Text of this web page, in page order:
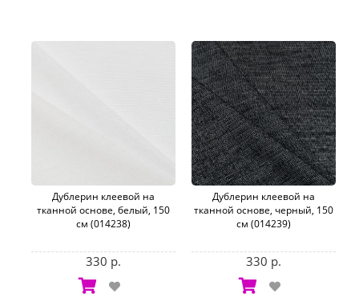
Дублерин клеевой на
тканной основе, белый, 150
см (014238)
330 р.
Дублерин клеевой на
тканной основе, черный, 150
см (014239)
330 р.